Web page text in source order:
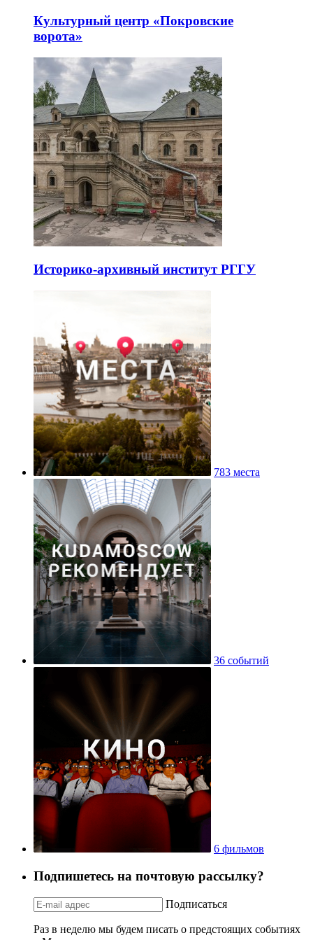
Культурный центр «Покровские
ворота»
Историко-архивный институт РГГУ
783 места
36 событий
6 фильмов
Подпишетесь на почтовую рассылку?
Подписаться
Раз в неделю мы будем писать о предстоящих событиях